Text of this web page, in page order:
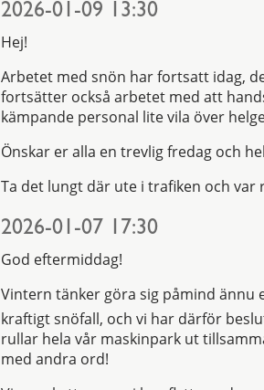
2026-01-09 13:30
Hej!
Arbetet med snön har fortsatt idag,
fortsätter också arbetet med att
kämpande personal lite vila över
Önskar er alla en trevlig fredag och
Ta det lungt där ute i trafiken och var
2026-01-07 17:30
God eftermiddag!
Vintern tänker göra sig påmind ännu
kraftigt snöfall, och vi har därför
rullar hela vår maskinpark ut
med andra ord!